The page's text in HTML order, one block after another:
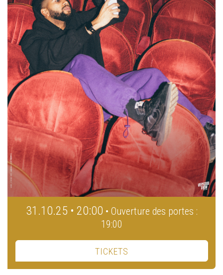
31.10.25 • 20:00 • Ouverture des portes :
19:00
TICKETS